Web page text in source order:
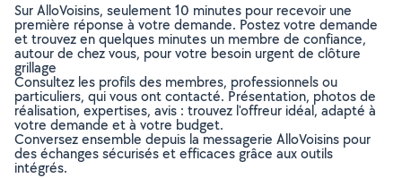
Sur AlloVoisins, seulement 10 minutes pour recevoir une
première réponse à votre demande. Postez votre demande
et trouvez en quelques minutes un membre de confiance,
autour de chez vous, pour votre besoin urgent de clôture
grillage
Consultez les profils des membres, professionnels ou
particuliers, qui vous ont contacté. Présentation, photos de
réalisation, expertises, avis : trouvez l'offreur idéal, adapté à
votre demande et à votre budget.
Conversez ensemble depuis la messagerie AlloVoisins pour
des échanges sécurisés et efficaces grâce aux outils
intégrés.